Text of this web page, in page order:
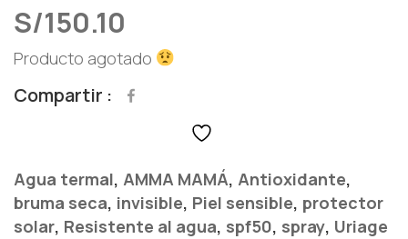
S/150.10
Producto agotado
Compartir
Agua termal, AMMA MAMÁ, Antioxidante,
bruma seca, invisible, Piel sensible, protector
solar, Resistente al agua, spf50, spray, Uriage